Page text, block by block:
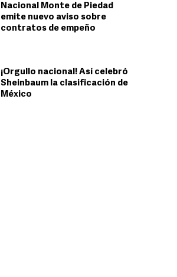
Nacional Monte de Piedad
emite nuevo aviso sobre
contratos de empeño
¡Orgullo nacional! Así celebró
Sheinbaum la clasificación de
México